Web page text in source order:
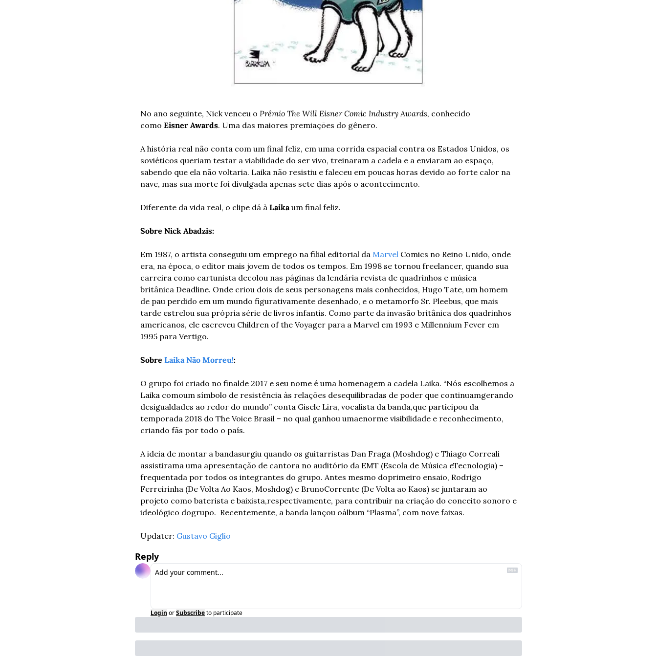
No ano seguinte, Nick venceu o Prêmio The Will Eisner Comic Industry Awards, conhecido
como Eisner Awards. Uma das maiores premiações do gênero.
A história real não conta com um final feliz, em uma corrida espacial contra os Estados Unidos, os
soviéticos queriam testar a viabilidade do ser vivo, treinaram a cadela e a enviaram ao espaço,
sabendo que ela não voltaria. Laika não resistiu e faleceu em poucas horas devido ao forte calor na
nave, mas sua morte foi divulgada apenas sete dias após o acontecimento.
Diferente da vida real, o clipe dá à Laika um final feliz.
Sobre Nick Abadzis:
Em 1987, o artista conseguiu um emprego na filial editorial da Marvel Comics no Reino Unido, onde
era, na época, o editor mais jovem de todos os tempos. Em 1998 se tornou freelancer, quando sua
carreira como cartunista decolou nas páginas da lendária revista de quadrinhos e música
britânica Deadline. Onde criou dois de seus personagens mais conhecidos, Hugo Tate, um homem
de pau perdido em um mundo figurativamente desenhado, e o metamorfo Sr. Pleebus, que mais
tarde estrelou sua própria série de livros infantis. Como parte da invasão britânica dos quadrinhos
americanos, ele escreveu Children of the Voyager para a Marvel em 1993 e Millennium Fever em
1995 para Vertigo.
Sobre Laika Não Morreu!:
O grupo foi criado no finalde 2017 e seu nome é uma homenagem a cadela Laika. “Nós escolhemos a
Laika comoum símbolo de resistência às relações desequilibradas de poder que continuamgerando
desigualdades ao redor do mundo” conta Gisele Lira, vocalista da banda,que participou da
temporada 2018 do The Voice Brasil – no qual ganhou umaenorme visibilidade e reconhecimento,
criando fãs por todo o país.
A ideia de montar a bandasurgiu quando os guitarristas Dan Fraga (Moshdog) e Thiago Correali
assistirama uma apresentação de cantora no auditório da EMT (Escola de Música eTecnologia) –
frequentada por todos os integrantes do grupo. Antes mesmo doprimeiro ensaio, Rodrigo
Ferreirinha (De Volta Ao Kaos, Moshdog) e BrunoCorrente (De Volta ao Kaos) se juntaram ao
projeto como baterista e baixista,respectivamente, para contribuir na criação do conceito sonoro e
ideológico dogrupo.  Recentemente, a banda lançou oálbum “Plasma”, com nove faixas.
Updater: Gustavo Giglio
Reply
Login orSubscribeto participate